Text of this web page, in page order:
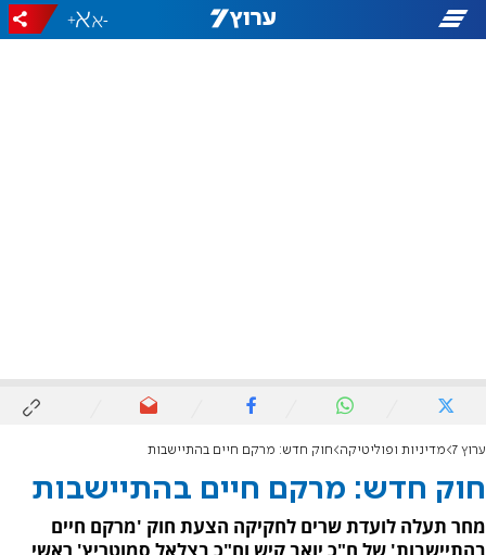
-
+
ערוץ 7 מדיניות ופוליטיקה חוק חדש: מרקם חיים בהתיישבות
חוק חדש: מרקם חיים בהתיישבות
מחר תעלה לועדת שרים לחקיקה הצעת חוק 'מרקם חיים